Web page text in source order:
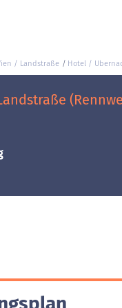
/ Landstraße Hotel /